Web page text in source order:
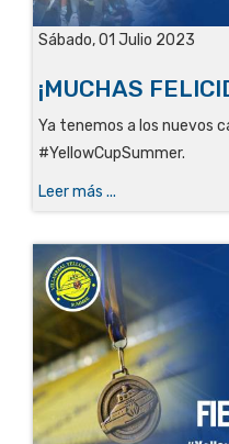
Sábado, 01 Julio 2023
¡MUCHAS
Ya tenemos a los nuevos
#YellowCupSummer.
Leer más ...